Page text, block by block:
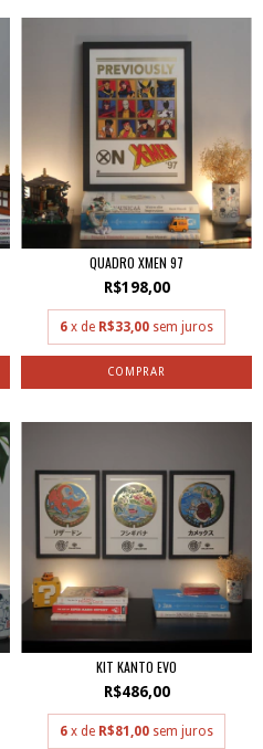
QUADRO XMEN 97
R$198,00
6 x de R$33,00 sem juros
KIT KANTO EVO
R$486,00
6 x de R$81,00 sem juros